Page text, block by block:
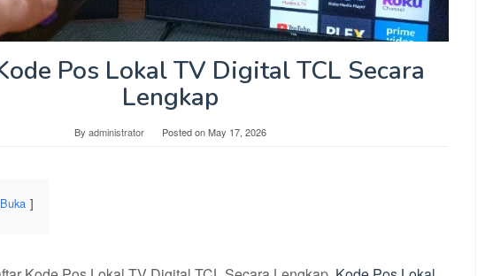
Pos Lokal TV Digital TCL Secara
Lengkap
By administrator Posted onMay 17, 2026
Buka